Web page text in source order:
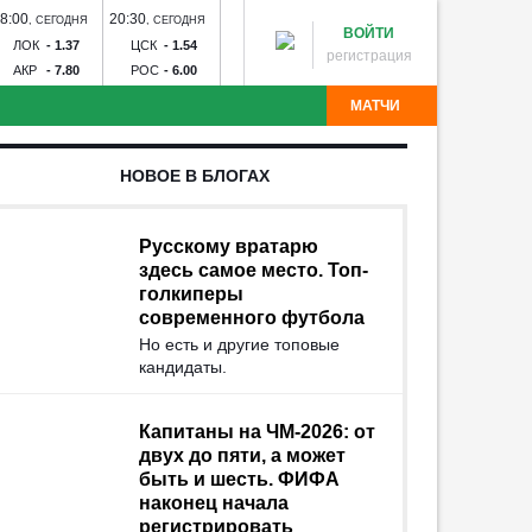
, СЕГОДНЯ
ЛОК - 1.37
АКР
- 7.80
20:30, СЕГОДНЯ
ЦСК - 1.54
РОС - 6.00
-1.60
6.20
ВОЙТИ
регистрация
МАТЧИ
- Краснодар Рубин - Оренбург Факел - Ахмат
Калуга - Искра Химик - Носта
НОВОЕ В БЛОГАХ
Русскому вратарю
здесь самое место. Топ-
голкиперы
современного футбола
Но есть и другие топовые
кандидаты.
Капитаны на ЧМ-2026: от
двух до пяти, а может
быть и шесть. ФИФА
наконец начала
регистрировать